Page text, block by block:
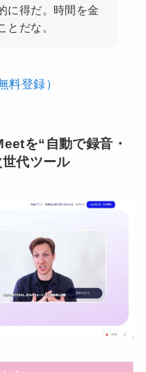
に得だ。時間を金
とだな。
料登録）
を“自動で録音・
代ツール